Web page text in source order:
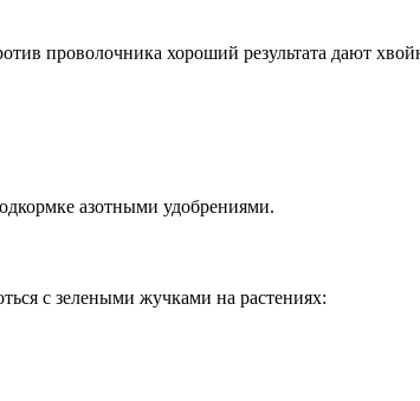
проволочника хороший результата дают
азотными удобрениями.
с зелеными жучками на растениях: